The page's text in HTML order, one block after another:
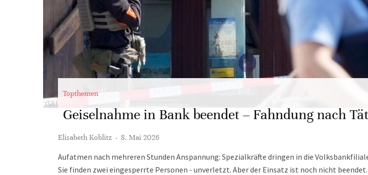
Topthemen
Geiselnahme in Bank beendet – Fahndung nach
Elisabeth Koblitz · 8. Mai 2026
Aufatmen nach mehreren Stunden Anspannung: Spezialkräfte dringen in die
Sie finden zwei eingesperrte Personen - unverletzt. Aber der Einsatz ist noch nicht beendet.